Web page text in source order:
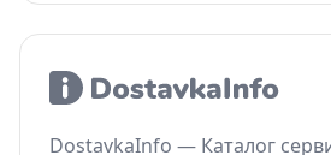
DostavkaInfo — Каталог